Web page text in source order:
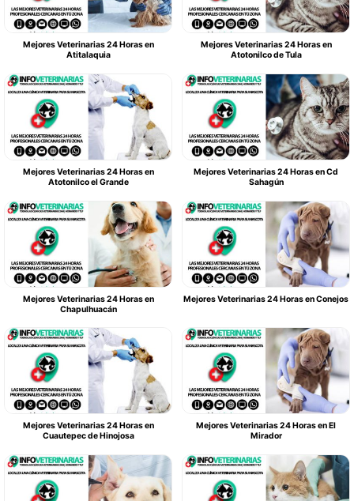
Mejores Veterinarias 24 Horas en
Atitalaquia
Mejores Veterinarias 24 Horas en
Atotonilco de Tula
Mejores Veterinarias 24 Horas en
Atotonilco el Grande
Mejores Veterinarias 24 Horas en Cd
Sahagún
Mejores Veterinarias 24 Horas en
Chapulhuacán
Mejores Veterinarias 24 Horas en Conejos
Mejores Veterinarias 24 Horas en
Cuautepec de Hinojosa
Mejores Veterinarias 24 Horas en El
Mirador